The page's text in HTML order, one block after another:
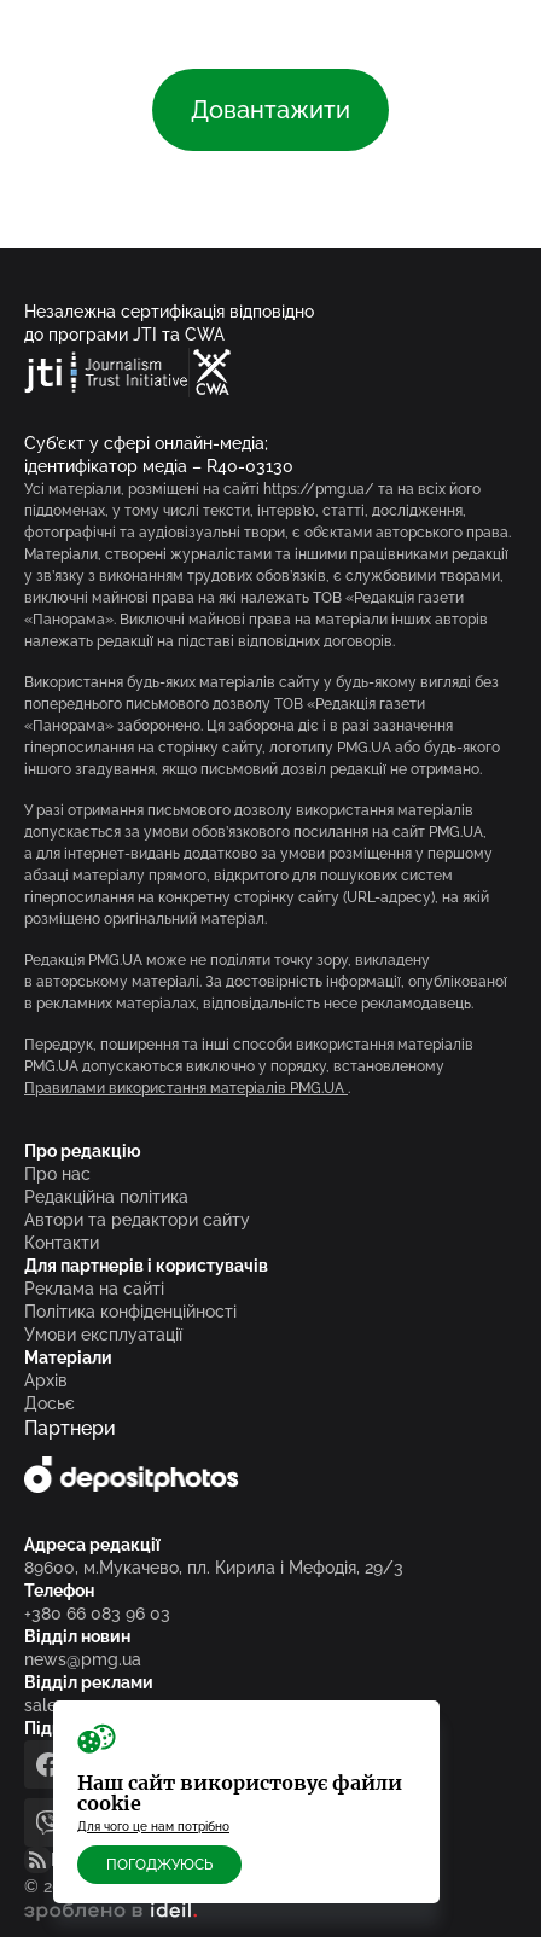
Довантажити
Незалежна сертифікація відповідно
до програми JTI та CWA
Суб’єкт у сфері онлайн-медіа;
ідентифікатор медіа – R40-03130
Усі матеріали, розміщені на сайті https://pmg.ua/ та на всіх його
піддоменах, у тому числі тексти, інтерв’ю, статті, дослідження,
фотографічні та аудіовізуальні твори, є об’єктами авторського права.
Матеріали, створені журналістами та іншими працівниками редакції
у зв’язку з виконанням трудових обов’язків, є службовими творами,
виключні майнові права на які належать ТОВ «Редакція газети
«Панорама». Виключні майнові права на матеріали інших авторів
належать редакції на підставі відповідних договорів.
Використання будь-яких матеріалів сайту у будь-якому вигляді без
попереднього письмового дозволу ТОВ «Редакція газети
«Панорама» заборонено. Ця заборона діє і в разі зазначення
гіперпосилання на сторінку сайту, логотипу PMG.UA або будь-якого
іншого згадування, якщо письмовий дозвіл редакції не отримано.
У разі отримання письмового дозволу використання матеріалів
допускається за умови обов’язкового посилання на сайт PMG.UA,
а для інтернет-видань додатково за умови розміщення у першому
абзаці матеріалу прямого, відкритого для пошукових систем
гіперпосилання на конкретну сторінку сайту (URL-адресу), на якій
розміщено оригінальний матеріал.
Редакція PMG.UA може не поділяти точку зору, викладену
в авторському матеріалі. За достовірність інформації, опублікованої
в рекламних матеріалах, відповідальність несе рекламодавець.
Передрук, поширення та інші способи використання матеріалів
PMG.UA допускаються виключно у порядку, встановленому
Правилами використання матеріалів PMG.UA .
Про редакцію
Про нас
Редакційна політика
Автори та редактори сайту
Контакти
Для партнерів і користувачів
Реклама на сайті
Політика конфіденційності
Умови експлуатації
Матеріали
Архів
Досьє
Партнери
Адреса редакції
89600, м.Мукачево, пл. Кирила і Мефодія, 29/3
Телефон
+380 66 083 96 03
Відділ новин
news@pmg.ua
Відділ реклами
sales@pmg.ua
Підписуйтесь на нас у соціальних мережах
facebooktelegram
viber
youtube
RSS-стрічка
© 2010-2026, ТОВ «Редакція газети «Панорама»
зроблено в ideil.
Наш сайт використовує файли
cookie
Для чого це нам потрібно
ПОГОДЖУЮСЬ